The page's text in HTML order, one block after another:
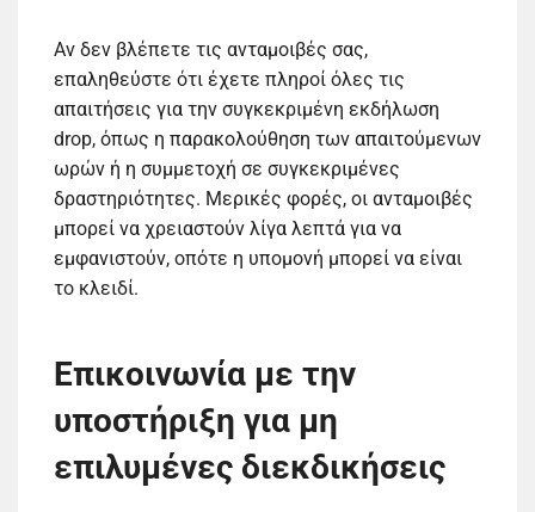
Αν δεν βλέπετε τις ανταμοιβές σας,
επαληθεύστε ότι έχετε πληροί όλες τις
απαιτήσεις για την συγκεκριμένη εκδήλωση
drop, όπως η παρακολούθηση των απαιτούμενων
ωρών ή η συμμετοχή σε συγκεκριμένες
δραστηριότητες. Μερικές φορές, οι ανταμοιβές
μπορεί να χρειαστούν λίγα λεπτά για να
εμφανιστούν, οπότε η υπομονή μπορεί να είναι
το κλειδί.
Επικοινωνία με την
υποστήριξη για μη
επιλυμένες διεκδικήσεις